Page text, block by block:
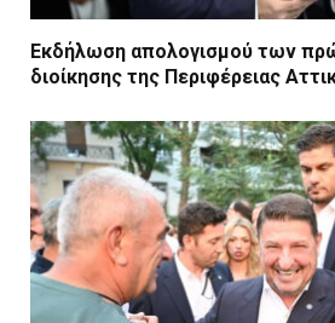
Εκδήλωση απολογισμού των
διοίκησης της Περιφέρειας